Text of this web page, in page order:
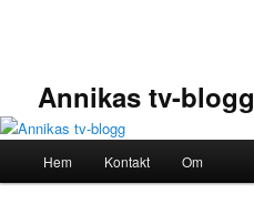
Annikas tv-blogg
Hem Kontakt Om